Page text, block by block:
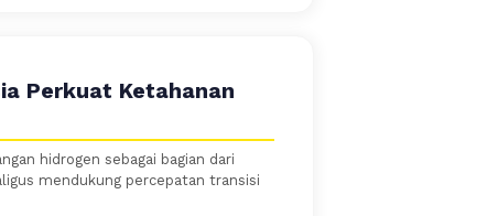
Perkuat Ketahanan
hidrogen sebagai bagian dari
mendukung percepatan transisi